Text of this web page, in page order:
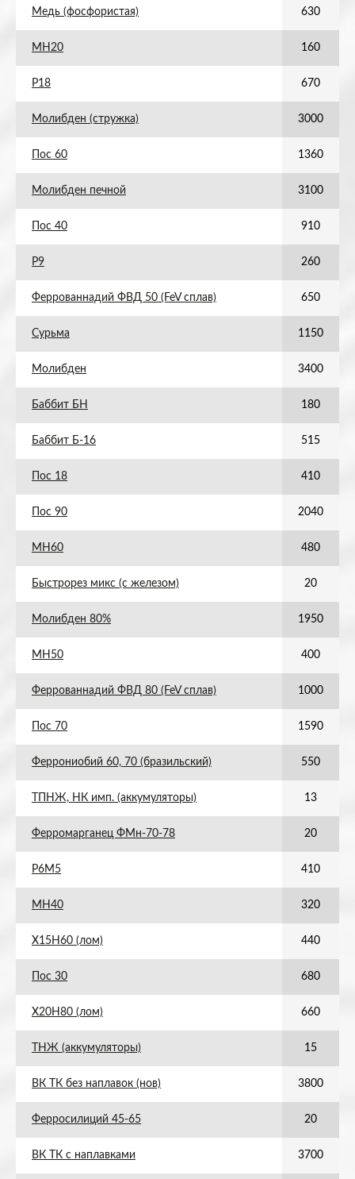
Медь (фосфористая) 630
МН20 160
Р18 670
Молибден (стружка) 3000
Пос 60 1360
Молибден печной 3100
Пос 40 910
Р9 260
Феррованнадий ФВД 50 (FeV сплав) 650
Сурьма 1150
Молибден 3400
Баббит БН 180
Баббит Б-16 515
Пос 18 410
Пос 90 2040
МН60 480
Быстрорез микс (с железом) 20
Молибден 80% 1950
МН50 400
Феррованнадий ФВД 80 (FeV сплав) 1000
Пос 70 1590
Феррониобий 60, 70 (бразильский) 550
ТПНЖ, НК имп. (аккумуляторы) 13
Ферромарганец ФМн-70-78 20
Р6М5 410
МН40 320
Х15Н60 (лом) 440
Пос 30 680
Х20Н80 (лом) 660
ТНЖ (аккумуляторы) 15
ВК ТК без наплавок (нов) 3800
Ферросилиций 45-65 20
ВК ТК с наплавками 3700